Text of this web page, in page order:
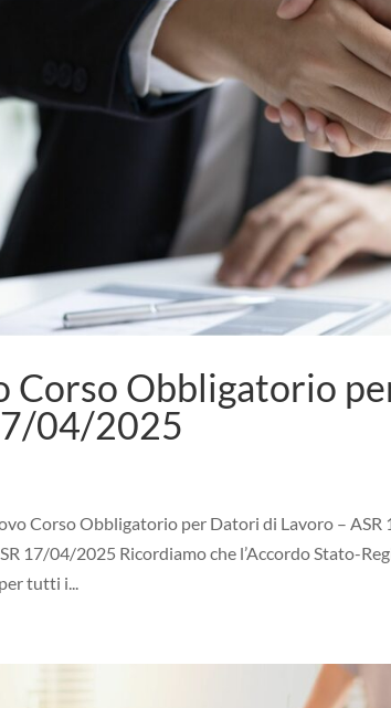
Corso Obbligatorio
04/2025
Corso Obbligatorio per Datori di Lavoro –
17/04/2025 Ricordiamo che l’Accordo Stato-
tutti i...